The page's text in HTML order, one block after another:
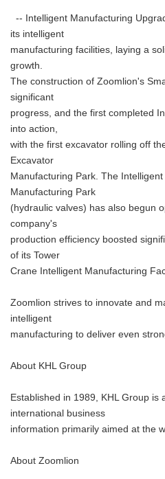
-- Intelligent Manufacturing
its intelligent
manufacturing facilities, laying a
growth.
The construction of Zoomlion's
significant
progress, and the first completed
into action,
with the first excavator rolling off
Excavator
Manufacturing Park. The
Manufacturing Park
(hydraulic valves) has also begun
company's
production efficiency boosted
of its Tower
Crane Intelligent Manufacturing
Zoomlion strives to innovate and
intelligent
manufacturing to deliver even
About KHL Group
Established in 1989, KHL Group is
international business
information primarily aimed at the
About Zoomlion